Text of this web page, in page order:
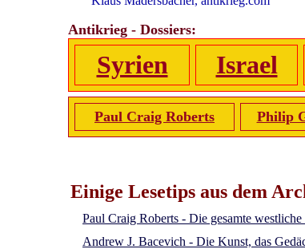
Antikrieg - Dossiers:
Syrien Israel
Paul Craig Roberts Philip
Einige Lesetips aus dem
Paul Craig Roberts - Die gesamte
Andrew J. Bacevich - Die Kunst, das